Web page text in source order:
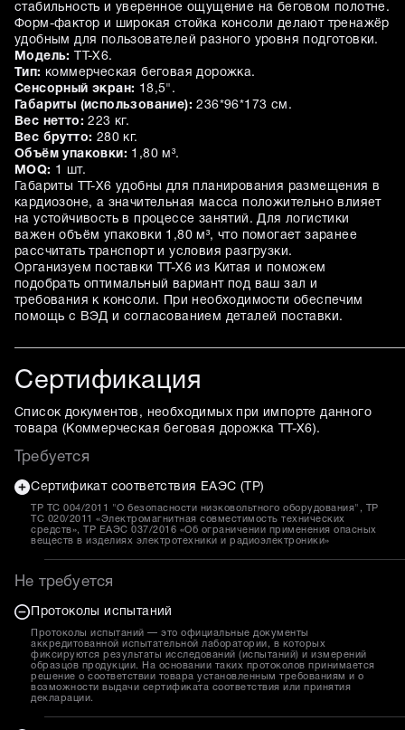
стабильность и уверенное ощущение на беговом полотне.
Форм-фактор и широкая стойка консоли делают тренажёр
удобным для пользователей разного уровня подготовки.
Модель: TT-X6.
Тип: коммерческая беговая дорожка.
Сенсорный экран: 18,5".
Габариты (использование): 236*96*173 см.
Вес нетто: 223 кг.
Вес брутто: 280 кг.
Объём упаковки: 1,80 м³.
MOQ: 1 шт.
Габариты TT-X6 удобны для планирования размещения в
кардиозоне, а значительная масса положительно влияет
на устойчивость в процессе занятий. Для логистики
важен объём упаковки 1,80 м³, что помогает заранее
рассчитать транспорт и условия разгрузки.
Организуем поставки TT-X6 из Китая и поможем
подобрать оптимальный вариант под ваш зал и
требования к консоли. При необходимости обеспечим
помощь с ВЭД и согласованием деталей поставки.
Сертификация
Список документов, необходимых при импорте данного
товара ( Коммерческая беговая дорожка TT-X6).
Требуется
Сертификат соответствия ЕАЭС (ТР)
ТР ТС 004/2011 "О безопасности низковольтного оборудования", ТР
ТС 020/2011 «Электромагнитная совместимость технических
средств», ТР ЕАЭС 037/2016 «Об ограничении применения опасных
веществ в изделиях электротехники и радиоэлектроники»
Не требуется
Протоколы испытаний
Протоколы испытаний — это официальные документы
аккредитованной испытательной лаборатории, в которых
фиксируются результаты исследований (испытаний) и измерений
образцов продукции. На основании таких протоколов принимается
решение о соответствии товара установленным требованиям и о
возможности выдачи сертификата соответствия или принятия
декларации.